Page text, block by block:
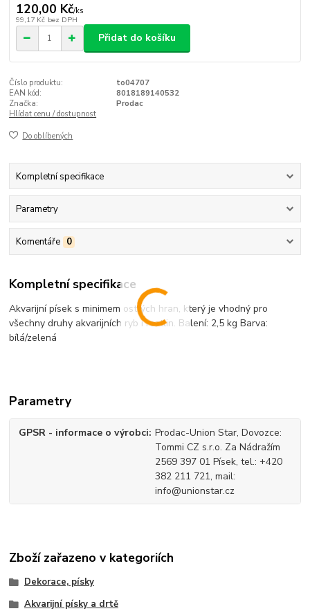
120,00 Kč/ks
99,17 Kč bez DPH
Přidat do košíku
Číslo produktu:
to04707
EAN kód:
8018189140532
Značka:
Prodac
Hlídat cenu / dostupnost
Do oblíbených
Kompletní specifikace
Parametry
Komentáře 0
Kompletní specifikace
Akvarijní písek s minimem ostrých hran, který je vhodný pro
všechny druhy akvarijních ryb i rostlin. Balení: 2,5 kg Barva:
bílá/zelená
Parametry
GPSR - informace o výrobci Prodac-Union Star, Dovozce:
Tommi CZ s.r.o. Za Nádražím
2569 397 01 Písek, tel.: +420
382 211 721, mail:
info@unionstar.cz
Zboží zařazeno v kategoriích
Dekorace, písky
Akvarijní písky a drtě